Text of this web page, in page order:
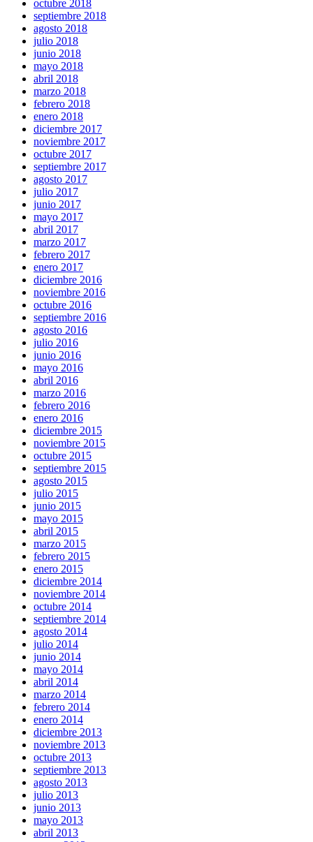
octubre 2018
septiembre 2018
agosto 2018
julio 2018
junio 2018
mayo 2018
abril 2018
marzo 2018
febrero 2018
enero 2018
diciembre 2017
noviembre 2017
octubre 2017
septiembre 2017
agosto 2017
julio 2017
junio 2017
mayo 2017
abril 2017
marzo 2017
febrero 2017
enero 2017
diciembre 2016
noviembre 2016
octubre 2016
septiembre 2016
agosto 2016
julio 2016
junio 2016
mayo 2016
abril 2016
marzo 2016
febrero 2016
enero 2016
diciembre 2015
noviembre 2015
octubre 2015
septiembre 2015
agosto 2015
julio 2015
junio 2015
mayo 2015
abril 2015
marzo 2015
febrero 2015
enero 2015
diciembre 2014
noviembre 2014
octubre 2014
septiembre 2014
agosto 2014
julio 2014
junio 2014
mayo 2014
abril 2014
marzo 2014
febrero 2014
enero 2014
diciembre 2013
noviembre 2013
octubre 2013
septiembre 2013
agosto 2013
julio 2013
junio 2013
mayo 2013
abril 2013